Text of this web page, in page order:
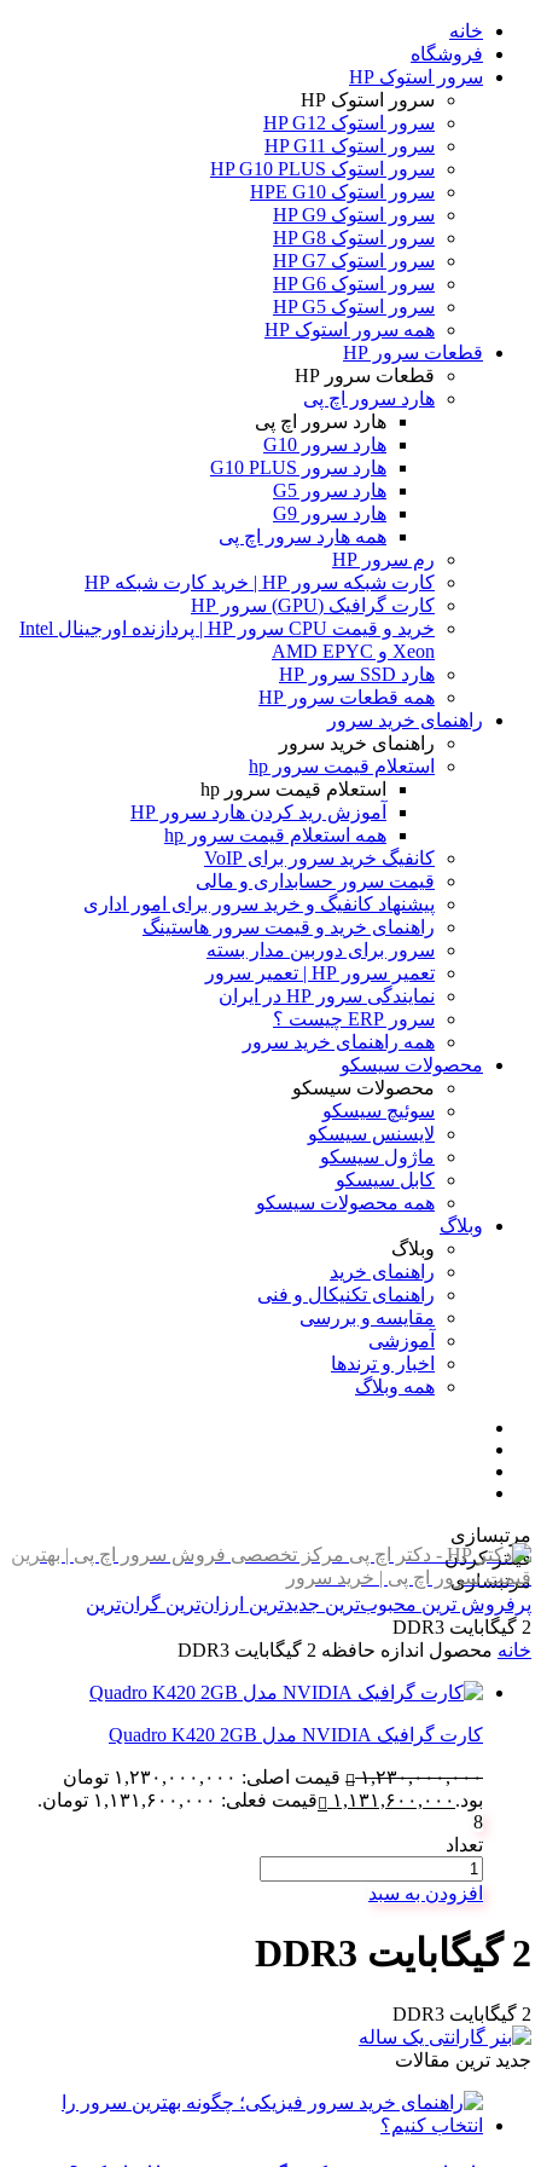
خانه
فروشگاه
سرور استوک HP
سرور استوک HP
سرور استوک HP G12
سرور استوک HP G11
سرور استوک HP G10 PLUS
سرور استوک HPE G10
سرور استوک HP G9
سرور استوک HP G8
سرور استوک HP G7
سرور استوک HP G6
سرور استوک HP G5
همه سرور استوک HP
قطعات سرور HP
قطعات سرور HP
هارد سرور اچ پی
هارد سرور اچ پی
هارد سرور G10
هارد سرور G10 PLUS
هارد سرور G5
هارد سرور G9
همه هارد سرور اچ پی
رم سرور HP
کارت شبکه سرور HP | خرید کارت شبکه HP
کارت گرافیک (GPU) سرور HP
خرید و قیمت CPU سرور HP | پردازنده اورجینال Intel
Xeon و AMD EPYC
هارد SSD سرور HP
همه قطعات سرور HP
راهنمای خرید سرور
راهنمای خرید سرور
استعلام قیمت سرور hp
استعلام قیمت سرور hp
آموزش ريد كردن هارد سرور HP
همه استعلام قیمت سرور hp
کانفیگ خرید سرور برای VoIP
قیمت سرور حسابداری و مالی
پیشنهاد کانفیگ و خرید سرور برای امور اداری
راهنمای خرید و قیمت سرور هاستینگ
سرور برای دوربین مدار بسته
تعمیر سرور HP | تعمیر سرور
نمایندگی سرور HP در ایران
سرور ERP چیست ؟
همه راهنمای خرید سرور
محصولات سیسکو
محصولات سیسکو
سوئیچ سیسکو
لایسنس سیسکو
ماژول سیسکو
کابل سیسکو
همه محصولات سیسکو
وبلاگ
وبلاگ
راهنمای خرید
راهنمای تکنیکال و فنی
مقایسه و بررسی
آموزشی
اخبار و ترندها
همه وبلاگ
مرتبسازی
فیلتر کردن
مرتبسازی
پرفروش ترین محبوب‌ترین جدیدترین ارزان‌ترین گران‌ترین
2 گیگابایت DDR3
خانه محصول اندازه حافظه 2 گیگابایت DDR3
کارت گرافیک NVIDIA مدل Quadro K420 2GB
۱,۲۳۰,۰۰۰,۰۰۰
قیمت اصلی: ۱,۲۳۰,۰۰۰,۰۰۰ تومان
بود. ۱,۱۳۱,۶۰۰,۰۰۰
قیمت فعلی: ۱,۱۳۱,۶۰۰,۰۰۰ تومان.
8
تعداد
افزودن به سبد
2 گیگابایت DDR3
2 گیگابایت DDR3
جدید ترین مقالات